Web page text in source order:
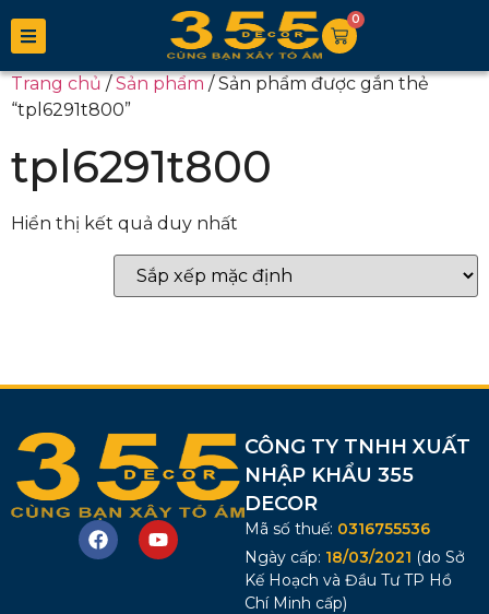
0
Trang chủ/Sản phẩm/ Sản phẩm được gắn thẻ
“tpl6291t800”
tpl6291t800
Hiển thị kết quả duy nhất
CÔNG TY TNHH XUẤT
NHẬP KHẨU 355
DECOR
Mã số thuế: 0316755536
Ngày cấp: 18/03/2021 (do Sở
Kế Hoạch và Đầu Tư TP Hồ
Chí Minh cấp)